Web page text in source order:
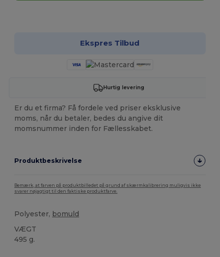
Ekspres Tilbud
Hurtig levering
Er du et firma? Få fordele ved priser eksklusive
moms, når du betaler, bedes du angive dit
momsnummer inden for Fællesskabet.
Produktbeskrivelse
Bemærk, at farven på produktbilledet på grund af skærmkalibrering muligvis ikke
svarer nøjagtigt til den faktiske produktfarve.
Polyester, bomuld
VÆGT
495 g.